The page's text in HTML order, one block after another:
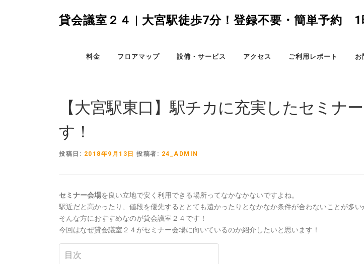
貸会議室２４ | 大宮駅徒歩7分！登録不要・簡単予約
料金 フロアマップ 設備・サービス アクセス ご利用レポート お
【大宮駅東口】駅チカに充実したセミナ
す！
投稿日: 2018年9月13日 投稿者: 24_ADMIN
セミナー会場を良い立地で安く利用できる場所ってなかなかないですよね。
駅近だと高かったり、値段を優先するととても遠かったりとなかなか条件が合わないことが多い
そんな方におすすめなのが貸会議室２４です！
今回はなぜ貸会議室２４がセミナー会場に向いているのか紹介したいと思います！
目次